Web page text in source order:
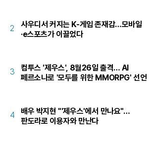
2
사우디서 커지는 K-게임 존재감…모바일
·e스포츠가 이끌었다
3
컴투스 '제우스', 8월26일 출격… AI
페르소나로 '모두를 위한 MMORPG' 선언
4
배우 박지현 "'제우스'에서 만나요"…
판도라로 이용자와 만난다